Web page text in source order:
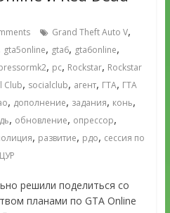
Grand Theft Auto V,
gta5online, gta6, gta6online,
, pc, Rockstar, Rockstar
Club, socialclub, агент, ГТА, ГТА
, дополнение, задания, конь,
, обновление, опрессор,
, развитие, рдо, сессия по
ЦУР
решили поделиться со
планами по GTA Online